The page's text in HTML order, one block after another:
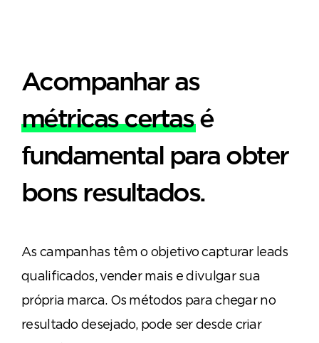
Acompanhar as
métricas certasé
fundamental para obter
bons resultados.
As campanhas têm o objetivo capturar leads
qualificados, vender mais e divulgar sua
própria marca. Os métodos para chegar no
resultado desejado, pode ser desde criar